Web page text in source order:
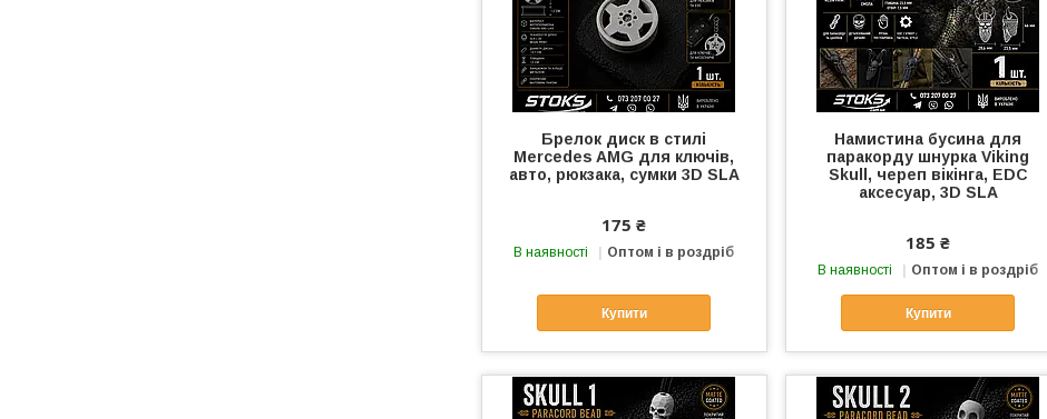
Брелок диск в стилі
Mercedes AMG для ключів,
авто, рюкзака, сумки 3D SLA
175 ₴
В наявності Оптом і в роздріб
Купити
Намистина бусина для
паракорду шнурка Viking
Skull, череп вікінга, EDC
аксесуар, 3D SLA
185 ₴
В наявності Оптом і в роздріб
Купити